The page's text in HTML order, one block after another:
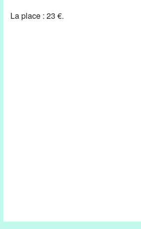
La place : 23 €.